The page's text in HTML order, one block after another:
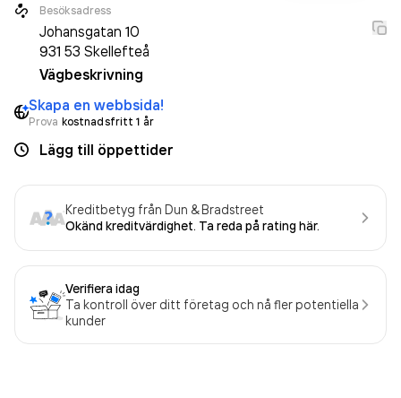
Besöksadress
Johansgatan 10
931 53 Skellefteå
Vägbeskrivning
Skapa en webbsida!
Prova kostnadsfritt 1 år
Lägg till öppettider
Kreditbetyg från Dun & Bradstreet
Okänd kreditvärdighet. Ta reda på rating här.
Verifiera idag
Ta kontroll över ditt företag och nå fler potentiella
kunder